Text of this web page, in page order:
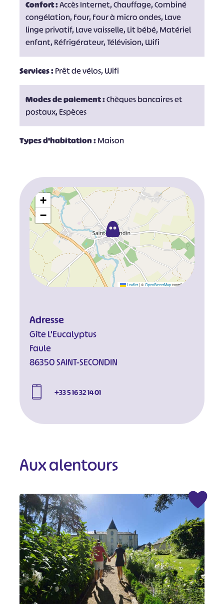
Confort :Accès Internet, Chauffage, Combiné
congélation, Four, Four à micro ondes, Lave
linge privatif, Lave vaisselle, Lit bébé, Matériel
enfant, Réfrigérateur, Télévision, Wifi
Services :Prêt de vélos, Wifi
Modes de paiement :Chèques bancaires et
postaux, Espèces
Types d'habitation :Maison
+
−
Leaflet |©OpenStreetMapcontributors
Adresse
Gîte L'Eucalyptus
Faule
86350 SAINT-SECONDIN
+33 5 16 32 14 01
Aux alentours